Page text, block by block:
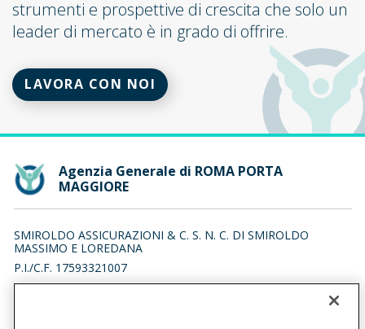
strumenti e prospettive di crescita che solo un
leader di mercato è in grado di offrire.
LAVORA CON NOI
Agenzia Generale di ROMA PORTA
MAGGIORE
SMIROLDO ASSICURAZIONI & C. S. N. C. DI SMIROLDO
MASSIMO E LOREDANA
P.I./C.F. 17593321007
VIALE CASTRENSE 6, 00182 ROMA (RM)